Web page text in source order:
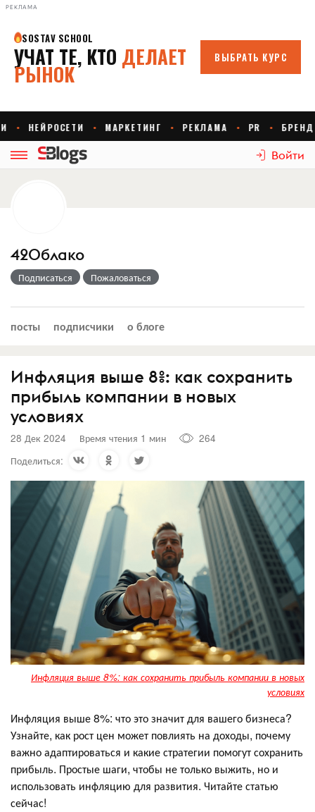
РЕКЛАМА
Войти
42Облако
Подписаться Пожаловаться
посты подписчики о блоге
Инфляция выше 8%: как сохранить
прибыль компании в новых
условиях
28 Дек 2024 Время чтения 1 мин
264
Поделиться:
Инфляция выше 8%: как сохранить прибыль компании в новых
условиях
Инфляция выше 8%: что это значит для вашего бизнеса?
Узнайте, как рост цен может повлиять на доходы, почему
важно адаптироваться и какие стратегии помогут сохранить
прибыль. Простые шаги, чтобы не только выжить, но и
использовать инфляцию для развития. Читайте статью
сейчас!